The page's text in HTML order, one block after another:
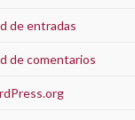
de entradas
de comentarios